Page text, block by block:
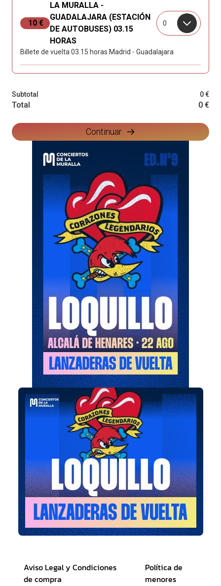
10 €
LA MURALLA -
GUADALAJARA (ESTACIÓN
DE AUTOBUSES) 03.15
HORAS
0
Billete de vuelta 03.15 horas Madrid - Guadalajara
Subtotal 0 €
Total 0 €
Continuar
Aviso Legal y Condiciones
de compra
Política de
menores